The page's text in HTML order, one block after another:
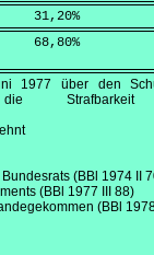
    31,20
%
    68,80
%
1977 über den
die
(BBl 1974 II
(BBl 1977 III 88)
(BBl